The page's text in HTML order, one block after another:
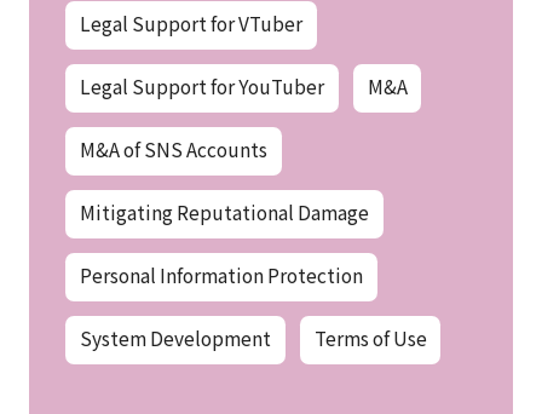
Legal Support for VTuber
Legal Support for YouTuber M&A
M&A of SNS Accounts
Mitigating Reputational Damage
Personal Information Protection
System Development Terms of Use